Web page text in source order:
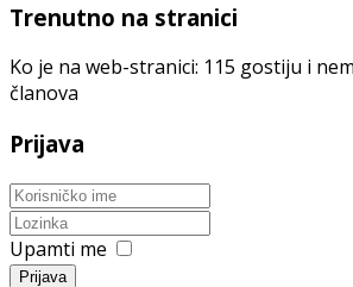
Trenutno na stranici
Ko je na web-stranici: 115 gostiju i
članova
Prijava
Upamti me
Prijava